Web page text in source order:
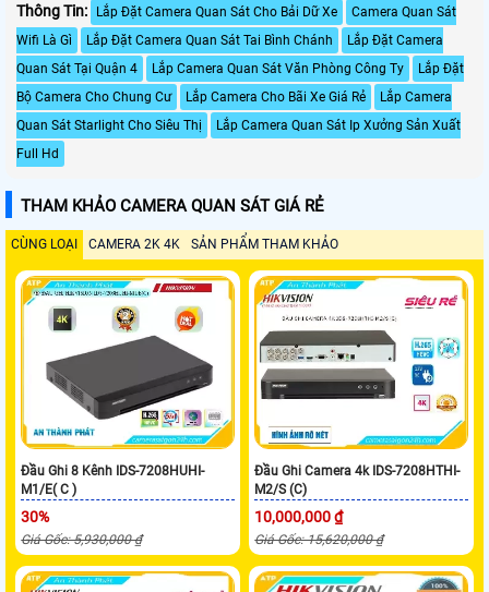
Thông Tin: Lắp Đặt Camera Quan Sát Cho Bải Dữ Xe
Camera Quan Sát
Wifi Là Gì
Lắp Đặt Camera Quan Sát Tai Bình Chánh
Lắp Đặt Camera
Quan Sát Tại Quận 4
Lắp Camera Quan Sát Văn Phòng Công Ty
Lắp Đặt
Bộ Camera Cho Chung Cư
Lắp Camera Cho Bãi Xe Giá Rẻ
Lắp Camera
Quan Sát Starlight Cho Siêu Thị
Lắp Camera Quan Sát Ip Xưởng Sản Xuất
Full Hd
THAM KHẢO CAMERA QUAN SÁT GIÁ RẺ
CÙNG LOẠI CAMERA 2K 4K SẢN PHẨM THAM KHẢO
Đầu Ghi 8 Kênh IDS-7208HUHI-
M1/E( C )
30%
Giá Gốc: 5,930,000 ₫
Đầu Ghi Camera 4k IDS-7208HTHI-
M2/S (C)
10,000,000 ₫
Giá Gốc: 15,620,000 ₫